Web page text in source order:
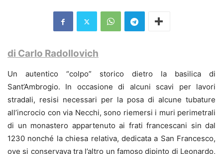
di Carlo Radollovich
Un autentico “colpo” storico dietro la basilica di
Sant’Ambrogio. In occasione di alcuni scavi per lavori
stradali, resisi necessari per la posa di alcune tubature
all’incrocio con via Necchi, sono riemersi i muri perimetrali
di un monastero appartenuto ai frati francescani sin dal
1230 nonché la chiesa relativa, dedicata a San Francesco,
ove si conservava tra l’altro un famoso dipinto di Leonardo,